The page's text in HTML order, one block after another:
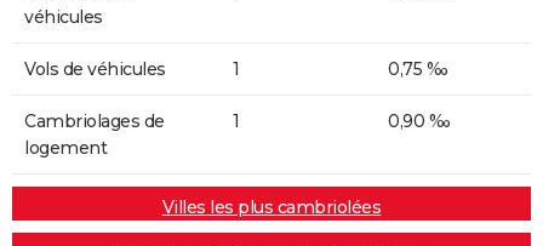
véhicules
Vols de véhicules 1 0,75 ‰
Cambriolages de
logement
1 0,90 ‰
Villes les plus cambriolées